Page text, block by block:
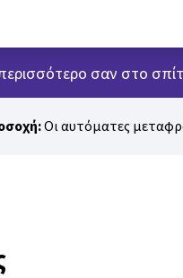
σαν στο
Οι αυτόματες